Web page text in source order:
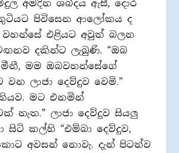
අමදින ශබ්දය ඇසී, දොර
පිවිසෙන ආලෝකය ද
වහන්සේ එළියට අවුත් බලන
දකින්ට ලැබුණි. “ඔබ
මම ඔබවහන්සේගේ
වන ලාජා දෙව්දුව වෙමි.”
මට එනමින්
නැත.” ලාජා දෙව්දුව සියලු
සිටි කල්හි “එම්බා දෙව්දුව,
අවසන් නොවැ. දැන් පිටත්ව